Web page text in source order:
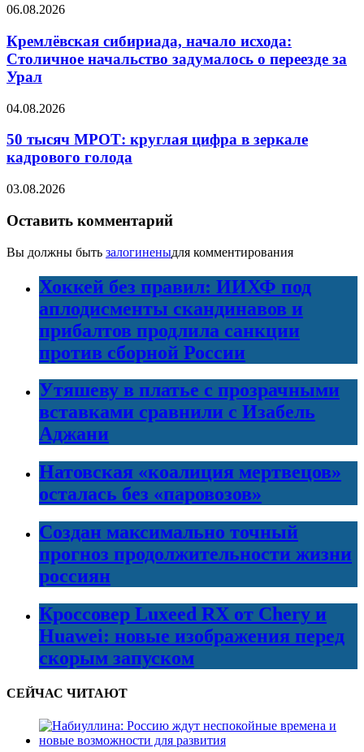
06.08.2026
Кремлёвская сибириада, начало исхода:
Столичное начальство задумалось о переезде за
Урал
04.08.2026
50 тысяч МРОТ: круглая цифра в зеркале
кадрового голода
03.08.2026
Оставить комментарий
Вы должны быть залогиненыдля комментирования
Хоккей без правил: ИИХФ под
аплодисменты скандинавов и
прибалтов продлила санкции
против сборной России
Утяшеву в платье с прозрачными
вставками сравнили с Изабель
Аджани
Натовская «коалиция мертвецов»
осталась без «паровозов»
Создан максимально точный
прогноз продолжительности жизни
россиян
Кроссовер Luxeed RX от Chery и
Huawei: новые изображения перед
скорым запуском
СЕЙЧАС ЧИТАЮТ